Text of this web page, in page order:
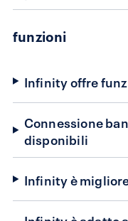
funzioni
Infinity offre
Connessione
disponibili
Infinity è